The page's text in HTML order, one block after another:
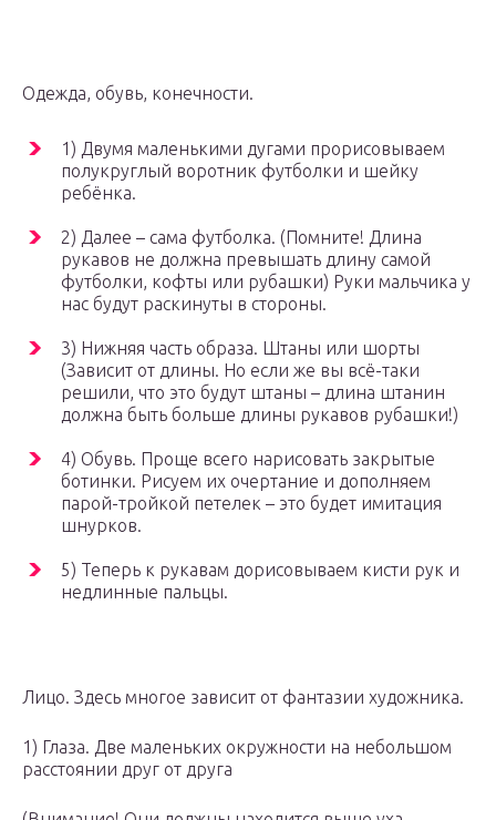
Одежда, обувь, конечности.
1) Двумя маленькими дугами прорисовываем
полукруглый воротник футболки и шейку
ребёнка.
2) Далее – сама футболка. (Помните! Длина
рукавов не должна превышать длину самой
футболки, кофты или рубашки) Руки мальчика у
нас будут раскинуты в стороны.
3) Нижняя часть образа. Штаны или шорты
(Зависит от длины. Но если же вы всё-таки
решили, что это будут штаны – длина штанин
должна быть больше длины рукавов рубашки!)
4) Обувь. Проще всего нарисовать закрытые
ботинки. Рисуем их очертание и дополняем
парой-тройкой петелек – это будет имитация
шнурков.
5) Теперь к рукавам дорисовываем кисти рук и
недлинные пальцы.
Лицо. Здесь многое зависит от фантазии художника.
1) Глаза. Две маленьких окружности на небольшом
расстоянии друг от друга